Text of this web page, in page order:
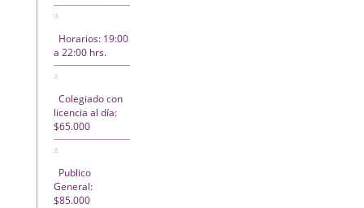
Horarios: 19:00
a 22:00 hrs.
Colegiado con
licencia al día:
$65.000
Publico
General:
$85.000